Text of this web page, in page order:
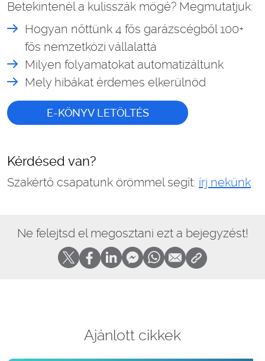
Betekintenél a kulisszák mögé? Megmutatjuk:
Hogyan nőttünk 4 fős garázscégből 100+
fős nemzetközi vállalattá
Milyen folyamatokat automatizáltunk
Mely hibákat érdemes elkerülnöd
E-KÖNYV LETÖLTÉS
Kérdésed van?
Szakértő csapatunk örömmel segít: írj nekünk
Ne felejtsd el megosztani ezt a bejegyzést!
Ajánlott cikkek